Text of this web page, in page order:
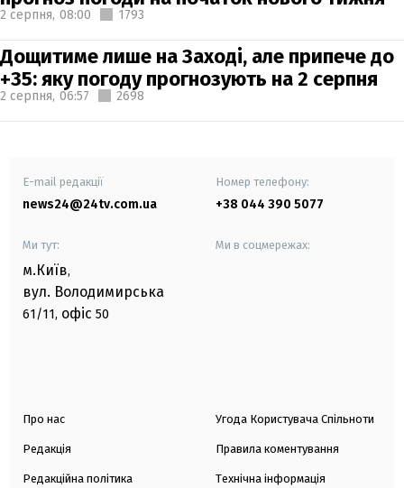
2 серпня, 08:00 1793
Дощитиме лише на Заході, але припече до
+35: яку погоду прогнозують на 2 серпня
2 серпня, 06:57 2698
E-mail редакції
news24@24tv.com.ua
Номер телефону:
+38 044 390 5077
Ми тут:
м.Київ,
вул. Володимирська
61/11, офіс 50
Ми в соцмережах:
Про нас
Редакція
Редакційна політика
Угода Користувача Спільноти
Правила коментування
Технічна інформація